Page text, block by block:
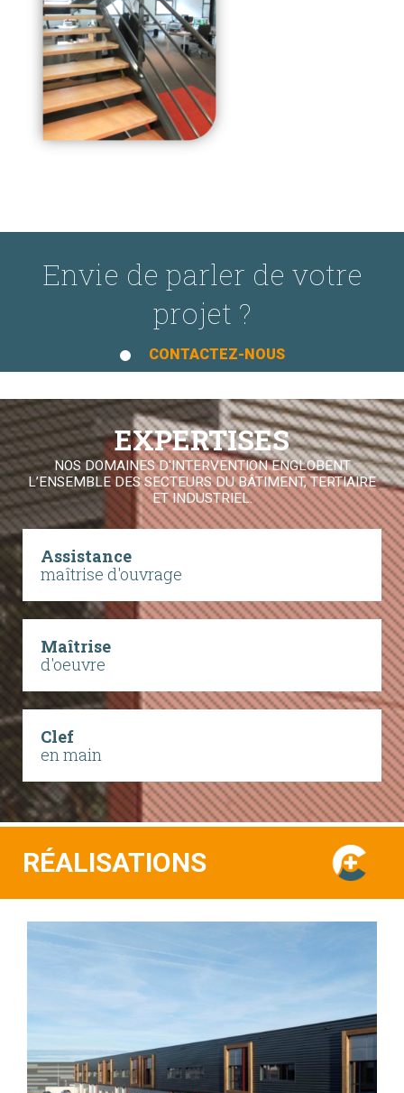
Envie de parler de votre
projet ?
CONTACTEZ-NOUS
EXPERTISES
NOS DOMAINES D'INTERVENTION ENGLOBENT
L’ENSEMBLE DES SECTEURS DU BÂTIMENT, TERTIAIRE
ET INDUSTRIEL.
Assistance
maîtrise d'ouvrage
Maîtrise
d'oeuvre
Clef
en main
RÉALISATIONS